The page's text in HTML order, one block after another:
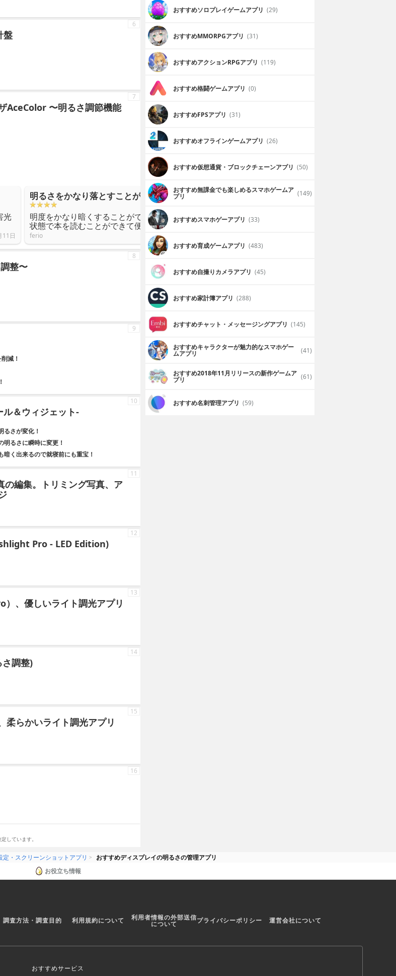
盤
6
AceColor 〜明るさ調節機能
7
光
11日
明るさをかなり落とすことができる
明度をかなり暗くすることができます。電気を落とした
状態で本を読むことができて便利。
ferio
効果ありますね
長時間の使用した後のコメカミのコリ
ので効果があります。
整〜
8
減！
9
＆ウィジェット-
さが変化！
るさに瞬時に変更！
く出来るので就寝前にも重宝！
10
編集。トリミング写真、ア
11
Pro - LED Edition)
12
、優しいライト調光アプリ
13
調整)
14
らかいライト調光アプリ
15
16
しています。
おすすめソロプレイゲームアプリ (29)
おすすめ MMORPGアプリ (31)
おすすめアクションRPGアプリ (119)
おすすめ格闘ゲームアプリ (0)
おすすめFPSアプリ (31)
おすすめオフラインゲームアプリ (26)
おすすめ仮想通貨・ブロックチェーンアプリ (50)
おすすめ無課金でも楽しめるスマホゲームア
プリ (149)
おすすめスマホゲーアプリ (33)
おすすめ育成ゲームアプリ (483)
おすすめ自撮りカメラアプリ (45)
おすすめ家計簿アプリ (288)
おすすめチャット・メッセージングアプリ (145)
おすすめキャラクターが魅力的なスマホゲー
ムアプリ (41)
おすすめ2018年11月リリースの新作ゲームア
プリ (61)
おすすめ名刺管理アプリ (59)
定・スクリーンショットアプリ
おすすめディスプレイの明るさの管理アプリ
お役立ち情報
調査方法・調査目的 利用規約について 利用者情報の外部送信
について プライバシーポリシー 運営会社について
おすすめサービス